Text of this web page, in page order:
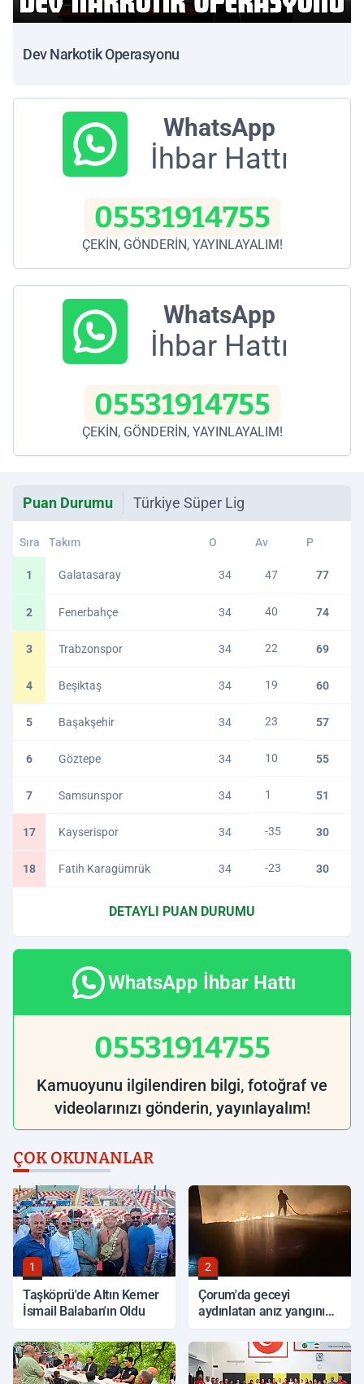
Dev Narkotik Operasyonu
WhatsApp
İhbar Hattı
05531914755
ÇEKİN, GÖNDERİN, YAYINLAYALIM!
WhatsApp
İhbar Hattı
05531914755
ÇEKİN, GÖNDERİN, YAYINLAYALIM!
Puan Durumu Türkiye Süper Lig
Sıra Takım O Av P
1 Galatasaray 34 47 77
2 Fenerbahçe 34 40 74
3 Trabzonspor 34 22 69
4 Beşiktaş 34 19 60
5 Başakşehir 34 23 57
6 Göztepe 34 10 55
7 Samsunspor 34 1 51
17 Kayserispor 34 -35 30
18 Fatih Karagümrük 34 -23 30
DETAYLI PUAN DURUMU
WhatsApp İhbar Hattı
05531914755
Kamuoyunu ilgilendiren bilgi, fotoğraf ve
videolarınızı gönderin, yayınlayalım!
ÇOK OKUNANLAR
1
Taşköprü'de Altın Kemer
İsmail Balaban'ın Oldu
2
Çorum'da geceyi
aydınlatan anız yangını